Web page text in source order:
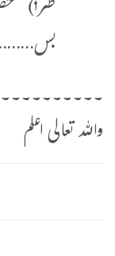
بس…………….. (۵)
واللہ تعالی اعلم